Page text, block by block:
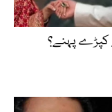
کپڑے پہنے؟